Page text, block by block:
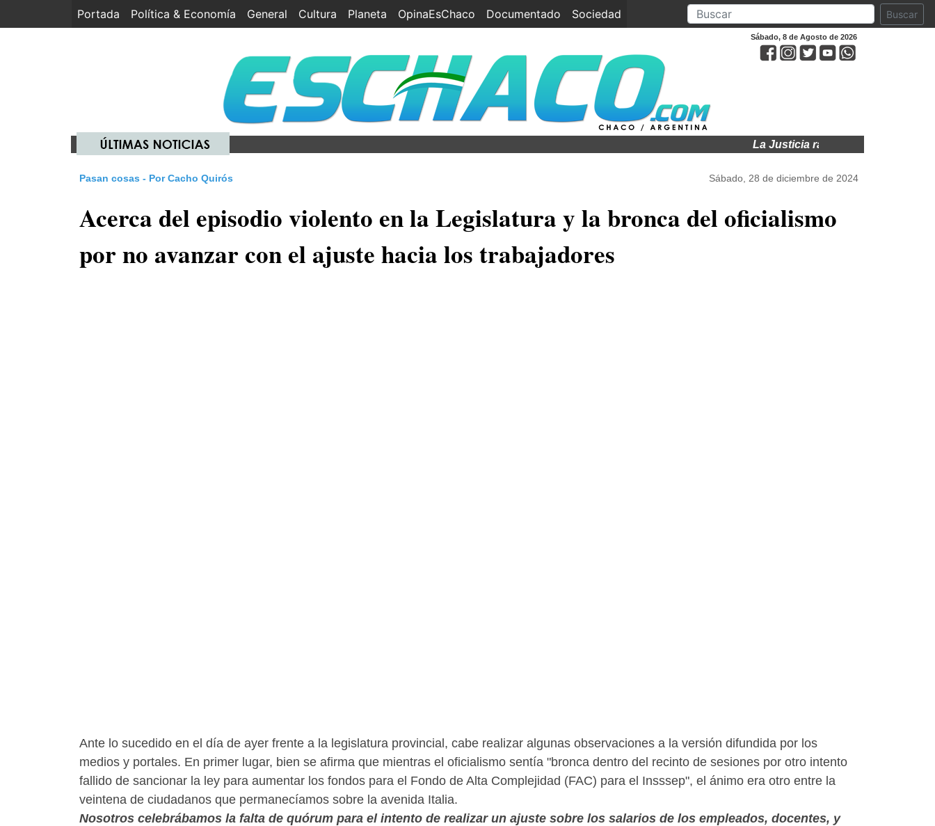
Portada (current)
Política & Economía General Cultura Planeta OpinaEsChaco Documentado Sociedad Buscar
Sábado, 8 de Agosto de 2026
La Justicia ratificó la cautelar y sigue
Pasan cosas - Por Cacho Quirós Sábado, 28 de diciembre de 2024
Acerca del episodio violento en la Legislatura y la bronca del oficialismo
por no avanzar con el ajuste hacia los trabajadores
Ante lo sucedido en el día de ayer frente a la legislatura provincial, cabe realizar algunas observaciones a la versión difundida por los
medios y portales. En primer lugar, bien se afirma que mientras el oficialismo sentía "bronca dentro del recinto de sesiones por otro intento
fallido de sancionar la ley para aumentar los fondos para el Fondo de Alta Complejidad (FAC) para el Insssep", el ánimo era otro entre la
veintena de ciudadanos que permanecíamos sobre la avenida Italia.
Nosotros celebrábamos la falta de quórum para el intento de realizar un ajuste sobre los salarios de los empleados, docentes, y